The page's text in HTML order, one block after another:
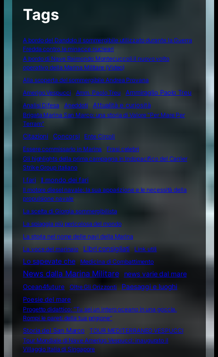
Tags
A bordo del Dandolo il sommergibile utilizzato durante la Guerra
Fredda contro le minacce nucleari
A bordo di Nave Raimondo Montecuccoli il nuovo volto
operativo della Marina Militare (Video)
Alla scoperta del sommergibile Andrea Provana
Amerigo Vespucci
Amm. Paolo Treu
Ammiraglio Paolo Treu
Analisi Difesa
Aneddoti Attualità e curiosità
Brigata Marina San Marco: una storia di Valore "Per Mare Per
Terram"
Citazioni
Concorsi
Ente Circoli
Essere commissario in Marina
Frasi celebri
Gli highlights della prima campagna in Indopacifico del Carrier
Strike Group italiano
I fari
Il mondo dei fari
Il motore diesel navale: la sua apparizione e le necessità della
propulsione navale
La scelta di Giorgia sommergibilista
La spiaggia più pericolosa del mondo
La storia nel nome delle navi della Marina
La voce del marinaio
Libri consigliati Link utili
Lo sapevate che Medicina di Combattimento
News dalla Marina Militare
news varie dal mare
Ocean4future
Oltre Gli Orizzonti
Paesaggi e luoghi
Poesie del mare
Progetto didattico: “Tu sei un intero oceano in una goccia.
Rompi le pareti della tua prigione”
Storia del San Marco
TOUR MEDITERRANEO VESPUCCI
Tour Mondiale di Nave Amerigo Vespucci: inaugurato il
Villaggio Italia di Singapore